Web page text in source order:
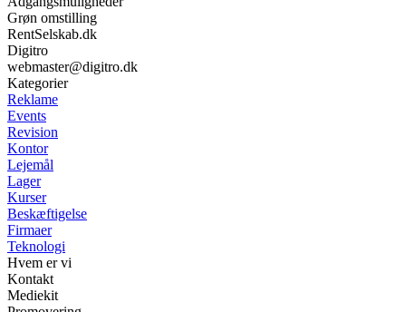
Grøn omstilling
RentSelskab.dk
Digitro
webmaster@digitro.dk
Kategorier
Reklame
Events
Revision
Kontor
Lejemål
Lager
Kurser
Beskæftigelse
Firmaer
Teknologi
Hvem er vi
Kontakt
Mediekit